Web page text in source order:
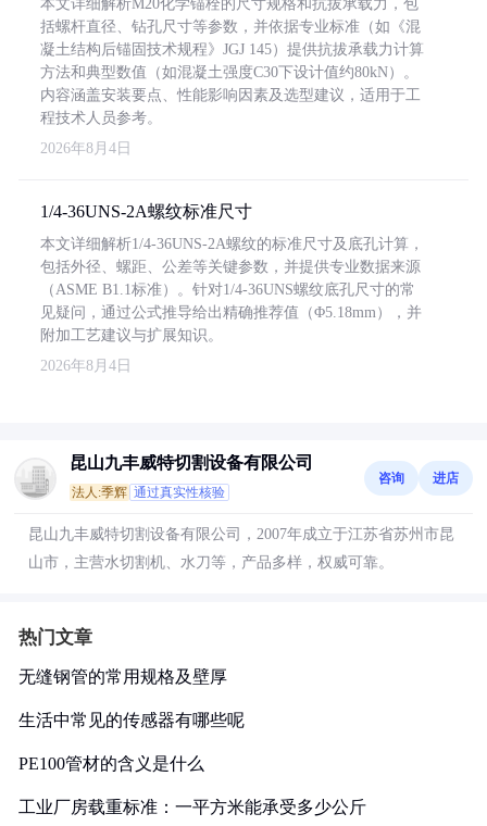
本文详细解析M20化学锚栓的尺寸规格和抗拔承载力，包
括螺杆直径、钻孔尺寸等参数，并依据专业标准（如《混
凝土结构后锚固技术规程》JGJ 145）提供抗拔承载力计算
方法和典型数值（如混凝土强度C30下设计值约80kN）。
内容涵盖安装要点、性能影响因素及选型建议，适用于工
程技术人员参考。
2026年8月4日
1/4-36UNS-2A螺纹标准尺寸
本文详细解析1/4-36UNS-2A螺纹的标准尺寸及底孔计算，
包括外径、螺距、公差等关键参数，并提供专业数据来源
（ASME B1.1标准）。针对1/4-36UNS螺纹底孔尺寸的常
见疑问，通过公式推导给出精确推荐值（Φ5.18mm），并
附加工艺建议与扩展知识。
2026年8月4日
昆山九丰威特切割设备有限公司
法人:季辉 通过真实性核验
咨询 进店
昆山九丰威特切割设备有限公司，2007年成立于江苏省苏州市昆
山市，主营水切割机、水刀等，产品多样，权威可靠。
热门文章
无缝钢管的常用规格及壁厚
生活中常见的传感器有哪些呢
PE100管材的含义是什么
工业厂房载重标准：一平方米能承受多少公斤